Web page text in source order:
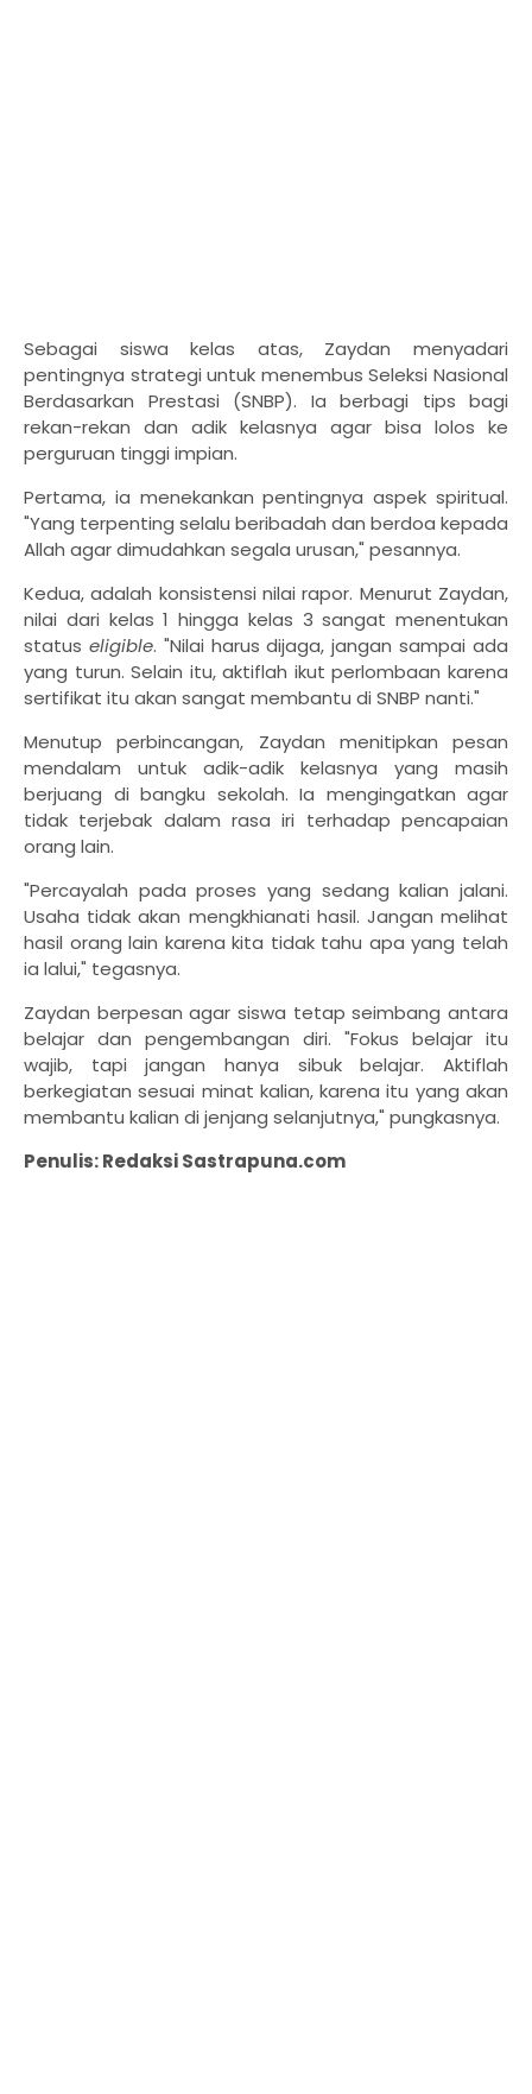
Sebagai siswa kelas atas, Zaydan menyadari
pentingnya strategi untuk menembus Seleksi Nasional
Berdasarkan Prestasi (SNBP). Ia berbagi tips bagi
rekan-rekan dan adik kelasnya agar bisa lolos ke
perguruan tinggi impian.
Pertama, ia menekankan pentingnya aspek spiritual.
"Yang terpenting selalu beribadah dan berdoa kepada
Allah agar dimudahkan segala urusan," pesannya.
Kedua, adalah konsistensi nilai rapor. Menurut Zaydan,
nilai dari kelas 1 hingga kelas 3 sangat menentukan
status eligible. "Nilai harus dijaga, jangan sampai ada
yang turun. Selain itu, aktiflah ikut perlombaan karena
sertifikat itu akan sangat membantu di SNBP nanti."
Menutup perbincangan, Zaydan menitipkan pesan
mendalam untuk adik-adik kelasnya yang masih
berjuang di bangku sekolah. Ia mengingatkan agar
tidak terjebak dalam rasa iri terhadap pencapaian
orang lain.
"Percayalah pada proses yang sedang kalian jalani.
Usaha tidak akan mengkhianati hasil. Jangan melihat
hasil orang lain karena kita tidak tahu apa yang telah
ia lalui," tegasnya.
Zaydan berpesan agar siswa tetap seimbang antara
belajar dan pengembangan diri. "Fokus belajar itu
wajib, tapi jangan hanya sibuk belajar. Aktiflah
berkegiatan sesuai minat kalian, karena itu yang akan
membantu kalian di jenjang selanjutnya," pungkasnya.
Penulis:Redaksi Sastrapuna.com